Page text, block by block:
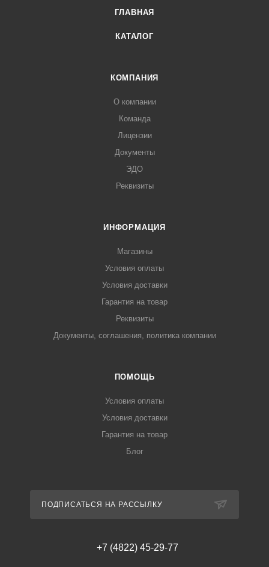
ГЛАВНАЯ
КАТАЛОГ
КОМПАНИЯ
О компании
Команда
Лицензии
Документы
ЭДО
Реквизиты
ИНФОРМАЦИЯ
Магазины
Условия оплаты
Условия доставки
Гарантия на товар
Реквизиты
Документы, соглашения, политика компании
ПОМОЩЬ
Условия оплаты
Условия доставки
Гарантия на товар
Блог
ПОДПИСАТЬСЯ НА РАССЫЛКУ
+7 (4822) 45-29-77